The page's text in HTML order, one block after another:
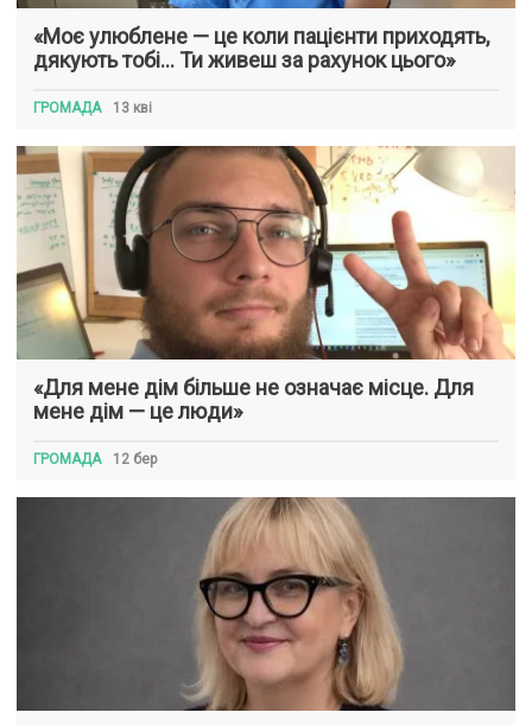
«Моє улюблене — це коли пацієнти приходять,
дякують тобі… Ти живеш за рахунок цього»
ГРОМАДА 13 кві
«Для мене дім більше не означає місце. Для
мене дім — це люди»
ГРОМАДА 12 бер